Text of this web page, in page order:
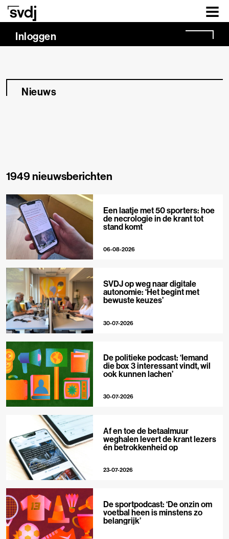
Naar hoofdinhoud
Inloggen
Nieuws
1949 nieuwsberichten
Een laatje met 50 sporters: hoe
de necrologie in de krant tot
stand komt
06-08-2026
SVDJ op weg naar digitale
autonomie: ‘Het begint met
bewuste keuzes’
30-07-2026
De politieke podcast: ‘Iemand
die box 3 interessant vindt, wil
ook kunnen lachen’
30-07-2026
Af en toe de betaalmuur
weghalen levert de krant lezers
én betrokkenheid op
23-07-2026
De sportpodcast: ‘De onzin om
voetbal heen is minstens zo
belangrijk’